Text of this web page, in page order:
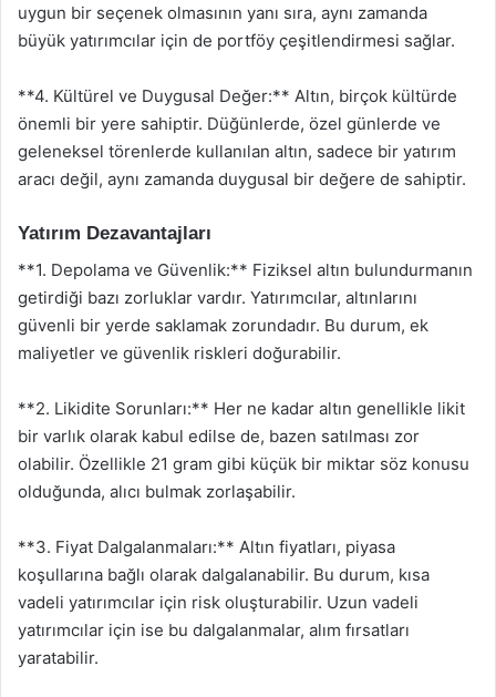
uygun bir seçenek olmasının yanı sıra, aynı zamanda
büyük yatırımcılar için de portföy çeşitlendirmesi sağlar.
**4. Kültürel ve Duygusal Değer:** Altın, birçok kültürde
önemli bir yere sahiptir. Düğünlerde, özel günlerde ve
geleneksel törenlerde kullanılan altın, sadece bir yatırım
aracı değil, aynı zamanda duygusal bir değere de sahiptir.
Yatırım Dezavantajları
**1. Depolama ve Güvenlik:** Fiziksel altın bulundurmanın
getirdiği bazı zorluklar vardır. Yatırımcılar, altınlarını
güvenli bir yerde saklamak zorundadır. Bu durum, ek
maliyetler ve güvenlik riskleri doğurabilir.
**2. Likidite Sorunları:** Her ne kadar altın genellikle likit
bir varlık olarak kabul edilse de, bazen satılması zor
olabilir. Özellikle 21 gram gibi küçük bir miktar söz konusu
olduğunda, alıcı bulmak zorlaşabilir.
**3. Fiyat Dalgalanmaları:** Altın fiyatları, piyasa
koşullarına bağlı olarak dalgalanabilir. Bu durum, kısa
vadeli yatırımcılar için risk oluşturabilir. Uzun vadeli
yatırımcılar için ise bu dalgalanmalar, alım fırsatları
yaratabilir.